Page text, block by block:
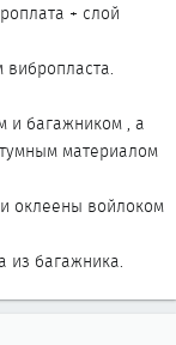
+ слой
и багажником , а
материалом
оклеены войлоком
из багажника.